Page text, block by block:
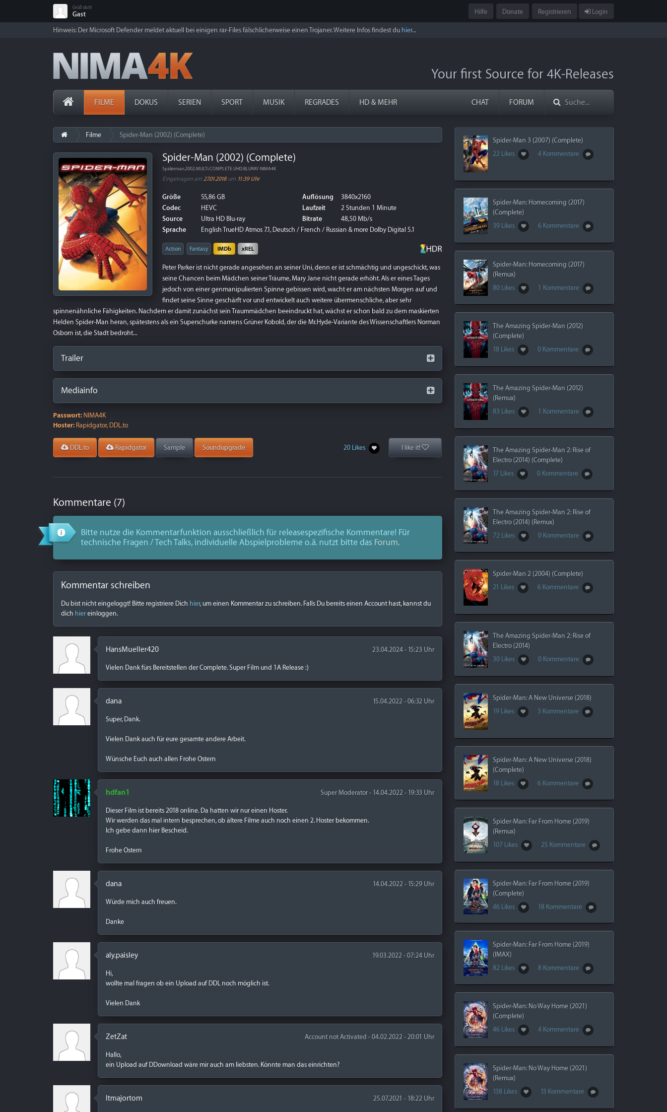
Grüß dich!
Gast Hilfe Donate Registrieren Login
Hinweis: Der Microsoft Defender meldet aktuell bei einigen rar-Files fälschlicherweise einen Trojaner. Weitere Infos findest du hier...
Your first Source for 4K-Releases
FILME DOKUS SERIEN SPORT MUSIK REGRADES HD & MEHR CHAT FORUM
Filme Spider-Man (2002) (Complete)
Spider-Man (2002) (Complete)
Spiderman.2002.MULTi.COMPLETE.UHD.BLURAY-NIMA4K
Eingetragen am 27.01.2018um 11:39 Uhr
Größe
55,86 GB
Codec
HEVC
Source
Ultra HD Blu-ray
Sprache
English TrueHD Atmos 7.1, Deutsch / French / Russian & more Dolby Digital 5.1
Auflösung
3840x2160
Laufzeit
2 Stunden 1 Minute
Bitrate
48,50 Mb/s
Action Fantasy IMDb xREL
Peter Parker ist nicht gerade angesehen an seiner Uni, denn er ist schmächtig und ungeschickt, was
seine Chancen beim Mädchen seiner Träume, Mary Jane nicht gerade erhöht. Als er eines Tages
jedoch von einer genmanipulierten Spinne gebissen wird, wacht er am nächsten Morgen auf und
findet seine Sinne geschärft vor und entwickelt auch weitere übermenschliche, aber sehr
spinnenähnliche Fähigkeiten. Nachdem er damit zunächst sein Traummädchen beeindruckt hat, wächst er schon bald zu dem maskierten
Helden Spider-Man heran, spätestens als ein Superschurke namens Grüner Kobold, der die Mr.Hyde-Variante des Wissenschaftlers Norman
Osborn ist, die Stadt bedroht...
Trailer
Mediainfo
Passwort: NIMA4K
Hoster: Rapidgator, DDL.to
DDL.to Rapidgator Sample Soundupgrade 20 Likes I like it!
Kommentare (7)
Bitte nutze die Kommentarfunktion ausschließlich für releasespezifische Kommentare! Für
technische Fragen / Tech Talks, individuelle Abspielprobleme o.ä. nutzt bitte das Forum.
Kommentar schreiben
Du bist nicht eingeloggt! Bitte registriere Dich hier, um einen Kommentar zu schreiben. Falls Du bereits einen Account hast, kannst du
dich hiereinloggen.
HansMueller420 23.04.2024 - 15:23 Uhr
Vielen Dank fürs Bereitstellen der Complete. Super Film und 1A Release :)
dana 15.04.2022 - 06:32 Uhr
Super, Dank.
Vielen Dank auch für eure gesamte andere Arbeit.
Wünsche Euch auch allen Frohe Ostern
hdfan1 Super Moderator - 14.04.2022 - 19:33 Uhr
Dieser Film ist bereits 2018 online. Da hatten wir nur einen Hoster.
Wir werden das mal intern besprechen, ob ältere Filme auch noch einen 2. Hoster bekommen.
Ich gebe dann hier Bescheid.
Frohe Ostern
dana 14.04.2022 - 15:29 Uhr
Würde mich auch freuen.
Danke
aly.paisley 19.03.2022 - 07:24 Uhr
Hi,
wollte mal fragen ob ein Upload auf DDL noch möglich ist.
Vielen Dank
ZetZat Account not Activated - 04.02.2022 - 20:01 Uhr
Hallo,
ein Upload auf DDownload wäre mir auch am liebsten. Könnte man das einrichten?
ltmajortom 25.07.2021 - 18:22 Uhr
Spider-Man 3 (2007) (Complete)
22 Likes
4 Kommentare
Spider-Man: Homecoming (2017)
(Complete)
39 Likes
6 Kommentare
Spider-Man: Homecoming (2017)
(Remux)
80 Likes
1 Kommentare
The Amazing Spider-Man (2012)
(Complete)
18 Likes
0 Kommentare
The Amazing Spider-Man (2012)
(Remux)
83 Likes
1 Kommentare
The Amazing Spider-Man 2: Rise of
Electro (2014) (Complete)
17 Likes
0 Kommentare
The Amazing Spider-Man 2: Rise of
Electro (2014) (Remux)
72 Likes
0 Kommentare
Spider-Man 2 (2004) (Complete)
21 Likes
6 Kommentare
The Amazing Spider-Man 2: Rise of
Electro (2014)
30 Likes
0 Kommentare
Spider-Man: A New Universe (2018)
19 Likes
3 Kommentare
Spider-Man: A New Universe (2018)
(Complete)
18 Likes
6 Kommentare
Spider-Man: Far From Home (2019)
(Remux)
107 Likes
25 Kommentare
Spider-Man: Far From Home (2019)
(Complete)
46 Likes
18 Kommentare
Spider-Man: Far From Home (2019)
(IMAX)
82 Likes
8 Kommentare
Spider-Man: No Way Home (2021)
(Complete)
46 Likes
4 Kommentare
Spider-Man: No Way Home (2021)
(Remux)
138 Likes
13 Kommentare